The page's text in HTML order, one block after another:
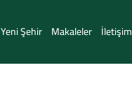
Yeni Şehir Makaleler İletişim